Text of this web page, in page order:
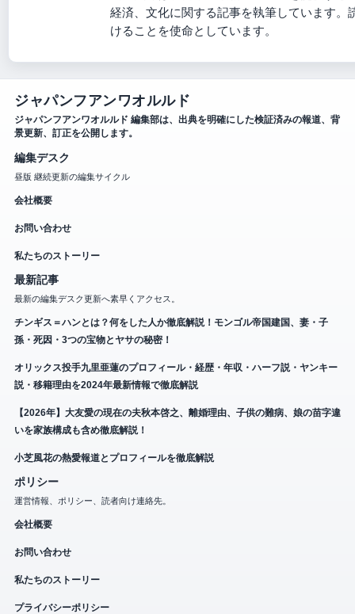
経済、文化に関する記事を執筆しています。
けることを使命としています。
ジャパンフアンワオルルド
ジャパンフアンワオルルド 編集部は、出典を明確にした検証済みの報道、背
景更新、訂正を公開します。
編集デスク
昼版 継続更新の編集サイクル
会社概要
お問い合わせ
私たちのストーリー
最新記事
最新の編集デスク更新へ素早くアクセス。
チンギス＝ハンとは？何をした人か徹底解説！モンゴル帝国建国、妻・子
孫・死因・3つの宝物とヤサの秘密！
オリックス投手九里亜蓮のプロフィール・経歴・年収・ハーフ説・ヤンキー
説・移籍理由を2024年最新情報で徹底解説
【2026年】大友愛の現在の夫秋本啓之、離婚理由、子供の難病、娘の苗字違
いを家族構成も含め徹底解説！
小芝風花の熱愛報道とプロフィールを徹底解説
ポリシー
運営情報、ポリシー、読者向け連絡先。
会社概要
お問い合わせ
私たちのストーリー
プライバシーポリシー